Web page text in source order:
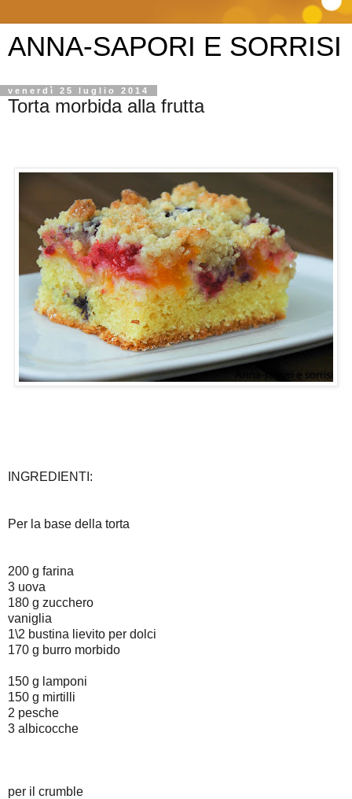
ANNA-SAPORI E SORRISI
venerdì 25 luglio 2014
Torta morbida alla frutta
INGREDIENTI:
Per la base della torta
200 g farina
3 uova
180 g zucchero
vaniglia
1\2 bustina lievito per dolci
170 g burro morbido
150 g lamponi
150 g mirtilli
2 pesche
3 albicocche
per il crumble